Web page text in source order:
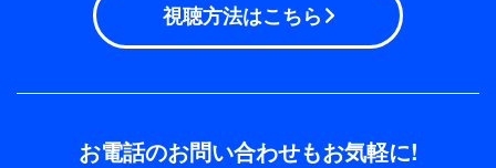
視聴方法はこちら
お電話のお問い合わせもお気軽に!